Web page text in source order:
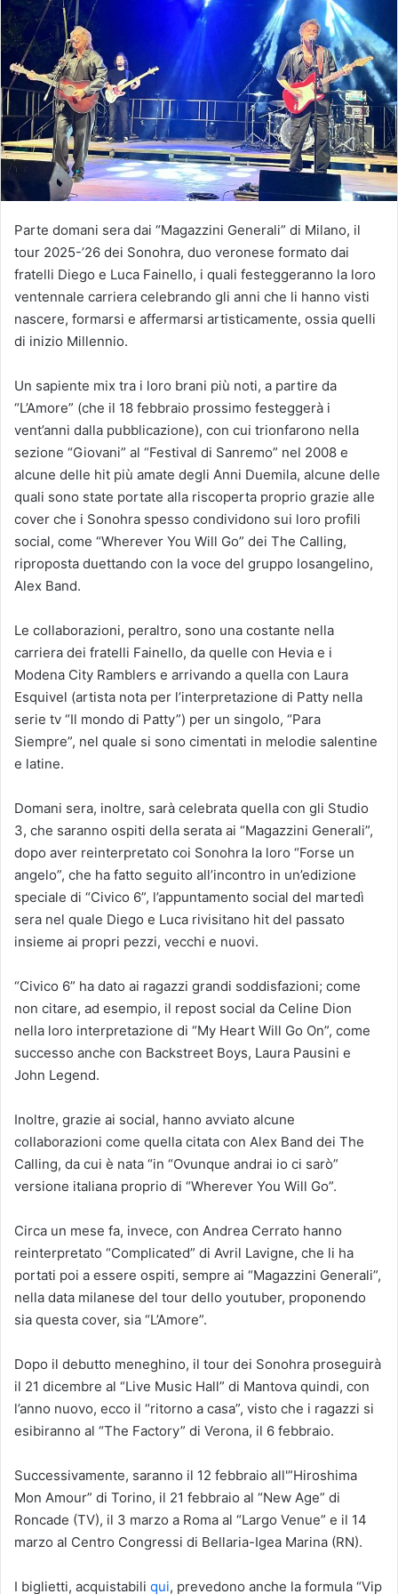
Parte domani sera dai “Magazzini Generali” di Milano, il
tour 2025-’26 dei Sonohra, duo veronese formato dai
fratelli Diego e Luca Fainello, i quali festeggeranno la loro
ventennale carriera celebrando gli anni che li hanno visti
nascere, formarsi e affermarsi artisticamente, ossia quelli
di inizio Millennio.
Un sapiente mix tra i loro brani più noti, a partire da
“L’Amore” (che il 18 febbraio prossimo festeggerà i
vent’anni dalla pubblicazione), con cui trionfarono nella
sezione “Giovani” al “Festival di Sanremo” nel 2008 e
alcune delle hit più amate degli Anni Duemila, alcune delle
quali sono state portate alla riscoperta proprio grazie alle
cover che i Sonohra spesso condividono sui loro profili
social, come “Wherever You Will Go” dei The Calling,
riproposta duettando con la voce del gruppo losangelino,
Alex Band.
Le collaborazioni, peraltro, sono una costante nella
carriera dei fratelli Fainello, da quelle con Hevia e i
Modena City Ramblers e arrivando a quella con Laura
Esquivel (artista nota per l’interpretazione di Patty nella
serie tv “Il mondo di Patty”) per un singolo, “Para
Siempre”, nel quale si sono cimentati in melodie salentine
e latine.
Domani sera, inoltre, sarà celebrata quella con gli Studio
3, che saranno ospiti della serata ai “Magazzini Generali”,
dopo aver reinterpretato coi Sonohra la loro “Forse un
angelo”, che ha fatto seguito all’incontro in un’edizione
speciale di “Civico 6”, l’appuntamento social del martedì
sera nel quale Diego e Luca rivisitano hit del passato
insieme ai propri pezzi, vecchi e nuovi.
“Civico 6” ha dato ai ragazzi grandi soddisfazioni; come
non citare, ad esempio, il repost social da Celine Dion
nella loro interpretazione di “My Heart Will Go On”, come
successo anche con Backstreet Boys, Laura Pausini e
John Legend.
Inoltre, grazie ai social, hanno avviato alcune
collaborazioni come quella citata con Alex Band dei The
Calling, da cui è nata “in “Ovunque andrai io ci sarò”
versione italiana proprio di “Wherever You Will Go”.
Circa un mese fa, invece, con Andrea Cerrato hanno
reinterpretato “Complicated” di Avril Lavigne, che li ha
portati poi a essere ospiti, sempre ai “Magazzini Generali”,
nella data milanese del tour dello youtuber, proponendo
sia questa cover, sia “L’Amore”.
Dopo il debutto meneghino, il tour dei Sonohra proseguirà
il 21 dicembre al “Live Music Hall” di Mantova quindi, con
l’anno nuovo, ecco il “ritorno a casa”, visto che i ragazzi si
esibiranno al “The Factory” di Verona, il 6 febbraio.
Successivamente, saranno il 12 febbraio all'”Hiroshima
Mon Amour” di Torino, il 21 febbraio al “New Age” di
Roncade (TV), il 3 marzo a Roma al “Largo Venue” e il 14
marzo al Centro Congressi di Bellaria-Igea Marina (RN).
I biglietti, acquistabili qui, prevedono anche la formula “Vip